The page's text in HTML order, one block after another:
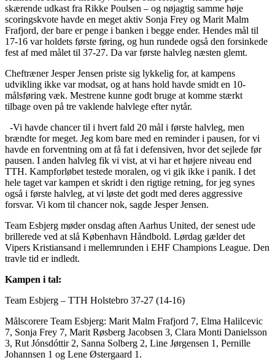
skærende udkast fra Rikke Poulsen – og nøjagtig samme høje
scoringskvote havde en meget aktiv Sonja Frey og Marit Malm
Frafjord, der bare er penge i banken i begge ender. Hendes mål til
17-16 var holdets første føring, og hun rundede også den forsinkede
fest af med målet til 37-27. Da var første halvleg næsten glemt.
Cheftræner Jesper Jensen priste sig lykkelig for, at kampens
udvikling ikke var modsat, og at hans hold havde smidt en 10-
målsføring væk. Mestrene kunne godt bruge at komme stærkt
tilbage oven på tre vaklende halvlege efter nytår.
-Vi havde chancer til i hvert fald 20 mål i første halvleg, men
brændte for meget. Jeg kom bare med en reminder i pausen, for vi
havde en forventning om at få fat i defensiven, hvor det sejlede før
pausen. I anden halvleg fik vi vist, at vi har et højere niveau end
TTH. Kampforløbet testede moralen, og vi gik ikke i panik. I det
hele taget var kampen et skridt i den rigtige retning, for jeg synes
også i første halvleg, at vi løste det godt med deres aggressive
forsvar. Vi kom til chancer nok, sagde Jesper Jensen.
Team Esbjerg møder onsdag aften Aarhus United, der senest ude
brillerede ved at slå København Håndbold. Lørdag gælder det
Vipers Kristiansand i mellemrunden i EHF Champions League. Den
travle tid er indledt.
Kampen i tal:
Team Esbjerg – TTH Holstebro 37-27 (14-16)
Målscorere Team Esbjerg: Marit Malm Frafjord 7, Elma Halilcevic
7, Sonja Frey 7, Marit Røsberg Jacobsen 3, Clara Monti Danielsson
3, Rut Jónsdóttir 2, Sanna Solberg 2, Line Jørgensen 1, Pernille
Johannsen 1 og Lene Østergaard 1.